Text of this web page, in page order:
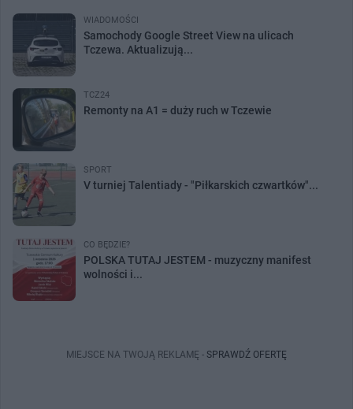
WIADOMOŚCI
Samochody Google Street View na ulicach
Tczewa. Aktualizują...
TCZ24
Remonty na A1 = duży ruch w Tczewie
SPORT
V turniej Talentiady - "Piłkarskich czwartków"...
CO BĘDZIE?
POLSKA TUTAJ JESTEM - muzyczny manifest
wolności i...
MIEJSCE NA TWOJĄ REKLAMĘ - SPRAWDŹ OFERTĘ